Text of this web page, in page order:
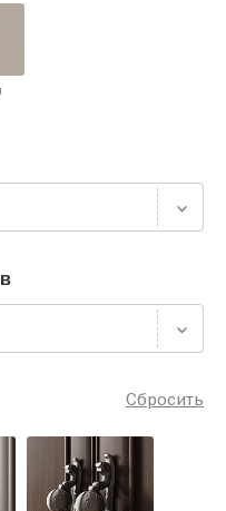
Сбросить